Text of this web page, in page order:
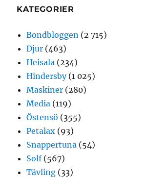
KATEGORIER
Bondbloggen (2 715)
Djur (463)
Heisala (234)
Hindersby(1 025)
Maskiner (280)
Media (119)
Östensö (355)
Petalax (93)
Snappertuna (54)
Solf(567)
Tävling (33)